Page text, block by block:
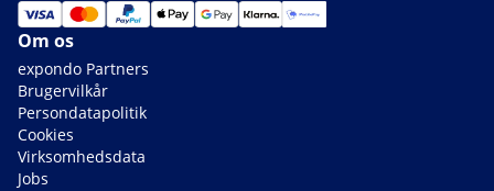
Om os
expondo Partners
Brugervilkår
Persondatapolitik
Cookies
Virksomhedsdata
Jobs